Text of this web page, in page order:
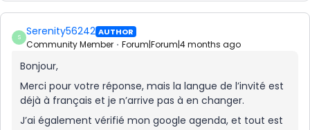
S Serenity56242 AUTHOR
Community Member Forum|Forum|4 months ago
Bonjour,
Merci pour votre réponse, mais la langue de l’invité est
déjà à français et je n’arrive pas à en changer.
J’ai également vérifié mon google agenda, et tout est